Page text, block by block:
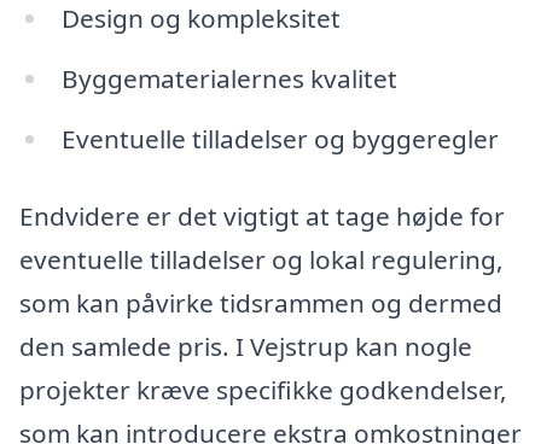
Design og kompleksitet
Byggematerialernes kvalitet
Eventuelle tilladelser og byggeregler
Endvidere er det vigtigt at tage højde for
eventuelle tilladelser og lokal regulering,
som kan påvirke tidsrammen og dermed
den samlede pris. I Vejstrup kan nogle
projekter kræve specifikke godkendelser,
som kan introducere ekstra omkostninger